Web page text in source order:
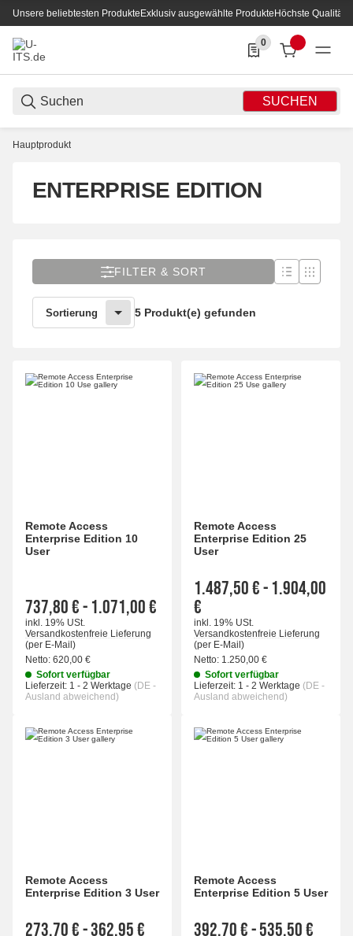
Unsere beliebtesten ProdukteExklusiv ausgewählte ProdukteHöchste Qualität
SUCHEN
0
0 Produkte in der
Hauptprodukt
ENTERPRISE EDITION
FILTER & SORT
Sortierung 5 Produkt(e) gefunden
Remote Access
Enterprise Edition 10
User
737,80 €- 1.071,00 €
inkl. 19% USt.
Versandkostenfreie Lieferung
(per E-Mail)
Netto: 620,00 €
Sofort verfügbar
Lieferzeit: 1 - 2 Werktage (DE -
Ausland abweichend)
Remote Access
Enterprise Edition 25
User
1.487,50 €- 1.904,00
€
inkl. 19% USt.
Versandkostenfreie Lieferung
(per E-Mail)
Netto: 1.250,00 €
Sofort verfügbar
Lieferzeit: 1 - 2 Werktage (DE -
Ausland abweichend)
Remote Access
Enterprise Edition 3 User
273,70 €-362,95 €
Remote Access
Enterprise Edition 5 User
392,70 €-535,50 €